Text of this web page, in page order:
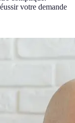
votre demande